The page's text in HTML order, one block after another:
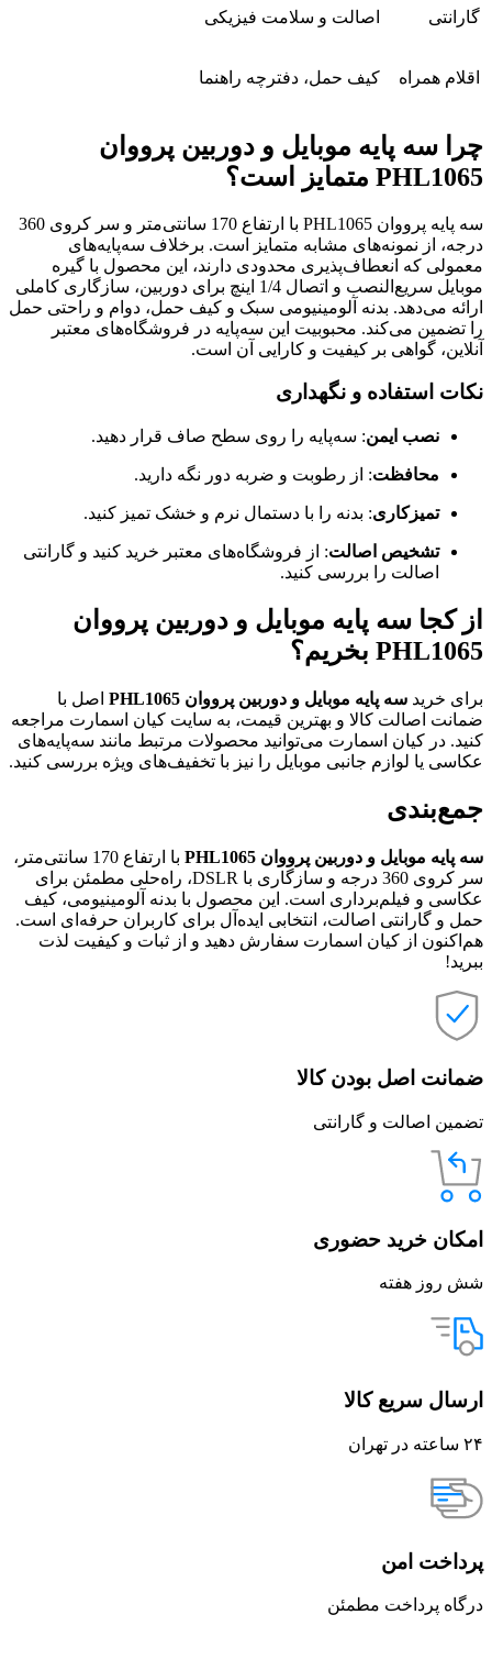
گارانتی اصالت و سلامت فیزیکی
اقلام همراه کیف حمل، دفترچه راهنما
چرا سه پایه موبایل و دوربین پرووان
PHL1065 متمایز است؟
سه پایه پرووان PHL1065 با ارتفاع 170 سانتی‌متر و سر کروی 360
درجه، از نمونه‌های مشابه متمایز است. برخلاف سه‌پایه‌های
معمولی که انعطاف‌پذیری محدودی دارند، این محصول با گیره
موبایل سریع‌النصب و اتصال 1/4 اینچ برای دوربین، سازگاری کاملی
ارائه می‌دهد. بدنه آلومینیومی سبک و کیف حمل، دوام و راحتی حمل
را تضمین می‌کند. محبوبیت این سه‌پایه در فروشگاه‌های معتبر
آنلاین، گواهی بر کیفیت و کارایی آن است.
نکات استفاده و نگهداری
نصب ایمن: سه‌پایه را روی سطح صاف قرار دهید.
محافظت: از رطوبت و ضربه دور نگه دارید.
تمیزکاری: بدنه را با دستمال نرم و خشک تمیز کنید.
تشخیص اصالت: از فروشگاه‌های معتبر خرید کنید و گارانتی
اصالت را بررسی کنید.
از کجا سه پایه موبایل و دوربین پرووان
PHL1065 بخریم؟
برای خرید سه پایه موبایل و دوربین پرووان PHL1065
اصل با
ضمانت اصالت کالا و بهترین قیمت، به سایت کیان اسمارت مراجعه
کنید. در کیان اسمارت می‌توانید محصولات مرتبط مانند سه‌پایه‌های
عکاسی یا لوازم جانبی موبایل را نیز با تخفیف‌های ویژه بررسی کنید.
جمع‌بندی
سه پایه موبایل و دوربین پرووان PHL1065
با ارتفاع 170 سانتی‌متر،
سر کروی 360 درجه و سازگاری با DSLR، راه‌حلی مطمئن برای
عکاسی و فیلم‌برداری است. این محصول با بدنه آلومینیومی، کیف
حمل و گارانتی اصالت، انتخابی ایده‌آل برای کاربران حرفه‌ای است.
هم‌اکنون از کیان اسمارت سفارش دهید و از ثبات و کیفیت لذت
ببرید!
ضمانت اصل بودن کالا
تضمین اصالت و گارانتی
امکان خرید حضوری
شش روز هفته
ارسال سریع کالا
۲۴ ساعته در تهران
پرداخت امن
درگاه پرداخت مطمئن